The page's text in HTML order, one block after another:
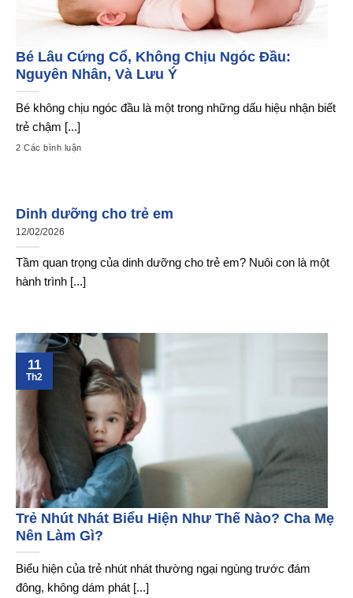
Bé Lâu Cứng Cổ, Không Chịu Ngóc Đầu:
Nguyên Nhân, Và Lưu Ý
Bé không chịu ngóc đầu là một trong những dấu hiệu nhận biết
trẻ chậm [...]
2 Các bình luận
Dinh dưỡng cho trẻ em
12/02/2026
Tầm quan trọng của dinh dưỡng cho trẻ em? Nuôi con là một
hành trình [...]
Trẻ Nhút Nhát Biểu Hiện Như Thế Nào? Cha Mẹ
Nên Làm Gì?
Biểu hiện của trẻ nhút nhát thường ngại ngùng trước đám
đông, không dám phát [...]
11
Th2